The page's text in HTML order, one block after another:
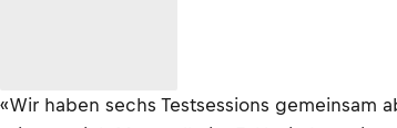
«Wir haben sechs Testsessions gemeinsam